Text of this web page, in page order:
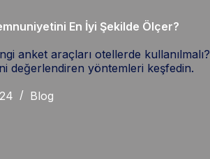
En İyi Şekilde Ölçer?
anket araçları otellerde kullanılmalı?
değerlendiren yöntemleri keşfedin.
Blog